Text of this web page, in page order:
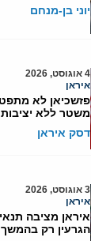
יוני בן-מנחם
4 אוגוסט, 2026
איראן
פזשכיאן לא
משטר ללא יציבות
דסק איראן
3 אוגוסט, 2026
איראן
איראן מציבה
הגרעין רק בהמשך